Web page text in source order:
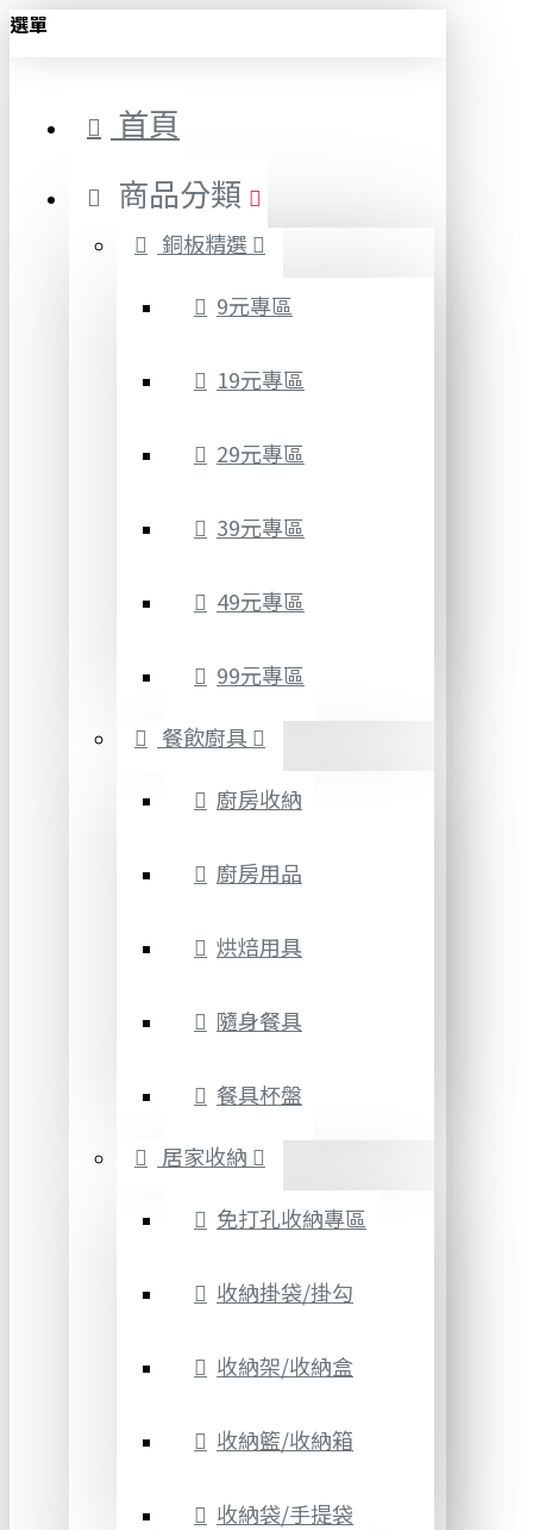
選單
首頁
商品分類
銅板精選
9元專區
19元專區
29元專區
39元專區
49元專區
99元專區
餐飲廚具
廚房收納
廚房用品
烘焙用具
隨身餐具
餐具杯盤
居家收納
免打孔收納專區
收納掛袋/掛勾
收納架/收納盒
收納籃/收納箱
收納袋/手提袋